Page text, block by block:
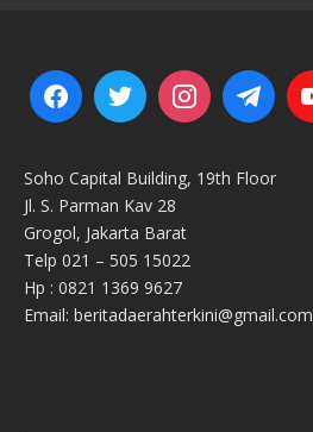
Soho Capital Building, 19th Floor
Jl. S. Parman Kav 28
Grogol, Jakarta Barat
Telp 021 – 505 15022
Hp : 0821 1369 9627
Email: beritadaerahterkini@gmail.com